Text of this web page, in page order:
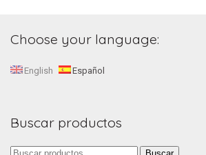
Choose your language:
English Español
Buscar productos
Buscar